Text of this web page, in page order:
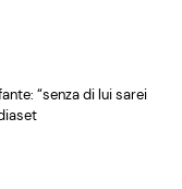
“senza di lui sarei